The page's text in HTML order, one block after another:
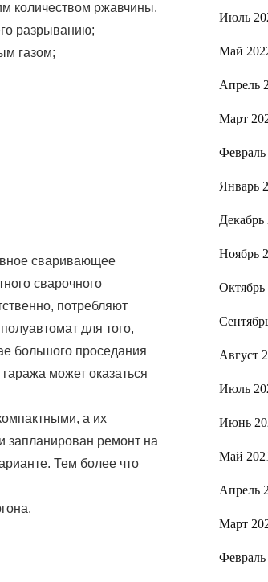
количеством ржавчины.
разрыванию;
газом;
сваривающее
сварочного
потребляют
для того,
большого проседания
может оказаться
а их
запланирован ремонт на
Тем более что
Июль
Май
Апрель
Март
Февраль
Январь
Декабрь
Ноябрь
Октябрь
Август
Июль
Июнь
Май
Апрель
Март
Февраль